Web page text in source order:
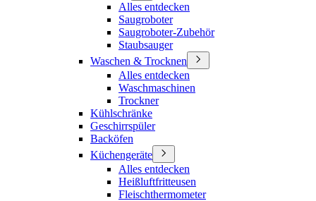
Alles entdecken
Saugroboter
Saugroboter-Zubehör
Staubsauger
Waschen & Trocknen
Alles entdecken
Waschmaschinen
Trockner
Kühlschränke
Geschirrspüler
Backöfen
Küchengeräte
Alles entdecken
Heißluftfritteusen
Fleischthermometer